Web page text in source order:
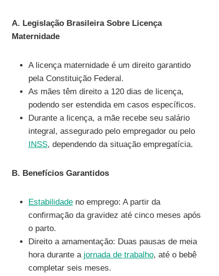
A. Legislação Brasileira Sobre Licença
Maternidade
A licença maternidade é um direito garantido
pela Constituição Federal.
As mães têm direito a 120 dias de licença,
podendo ser estendida em casos específicos.
Durante a licença, a mãe recebe seu salário
integral, assegurado pelo empregador ou pelo
INSS, dependendo da situação empregatícia.
B. Benefícios Garantidos
Estabilidade no emprego: A partir da
confirmação da gravidez até cinco meses após
o parto.
Direito a amamentação: Duas pausas de meia
hora durante a jornada de trabalho, até o bebê
completar seis meses.